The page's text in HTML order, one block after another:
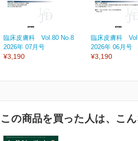
臨床皮膚科 Vol.80 No.8
2026年 07月号
¥3,190
臨床皮膚科
2026年 06月号
¥3,190
この商品を買った人は、こ